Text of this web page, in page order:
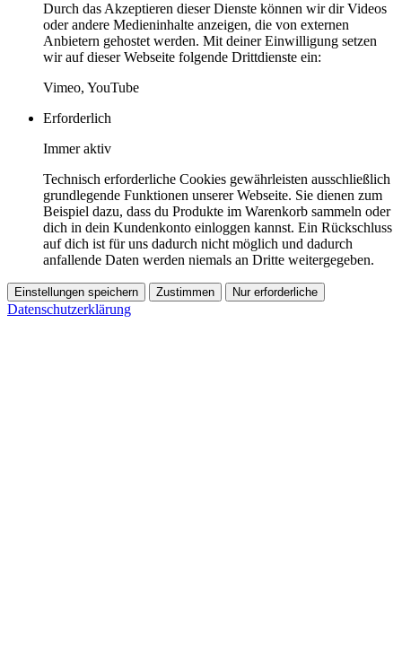
Durch das Akzeptieren dieser Dienste können wir dir Videos
oder andere Medieninhalte anzeigen, die von externen
Anbietern gehostet werden. Mit deiner Einwilligung setzen
wir auf dieser Webseite folgende Drittdienste ein:
Vimeo, YouTube
Erforderlich
Immer aktiv
Technisch erforderliche Cookies gewährleisten ausschließlich
grundlegende Funktionen unserer Webseite. Sie dienen zum
Beispiel dazu, dass du Produkte im Warenkorb sammeln oder
dich in dein Kundenkonto einloggen kannst. Ein Rückschluss
auf dich ist für uns dadurch nicht möglich und dadurch
anfallende Daten werden niemals an Dritte weitergegeben.
Einstellungen speichern Zustimmen Nur erforderliche
Datenschutzerklärung